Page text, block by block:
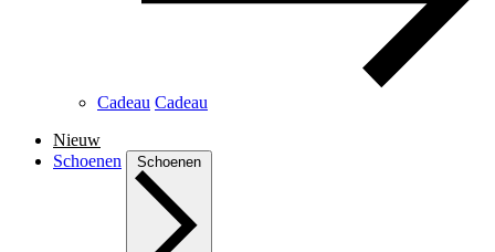
Cadeau Cadeau
Nieuw
Schoenen
Schoenen